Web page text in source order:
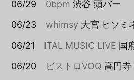
06/29 0bpm 渋谷 頭バー
06/23 whimsy 大宮 ヒソミ
06/21 ITAL MUSIC LIVE 国
06/20
ビストロVOQ 高円